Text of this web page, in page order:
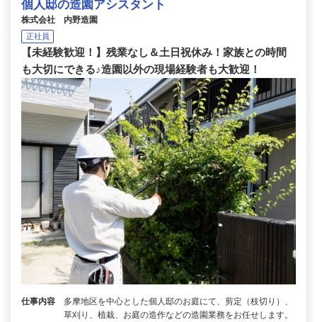
個人邸の造園アシスタント
株式会社 内野造園
正社員
【未経験歓迎！】残業なし＆土日祝休み！家族との時間
も大切にできる♪造園以外の現場経験者も大歓迎！
仕事内容
多摩地区を中心とした個人邸のお庭にて、剪定（枝切り）、
草刈り、植栽、お庭の造作などの造園業務をお任せします。